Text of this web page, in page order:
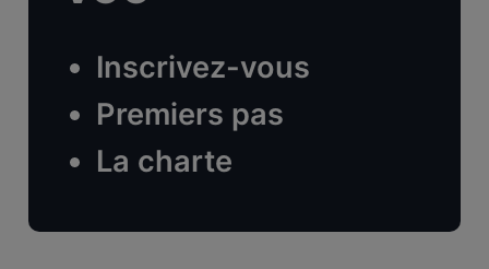
Inscrivez-vous
Premiers pas
La charte